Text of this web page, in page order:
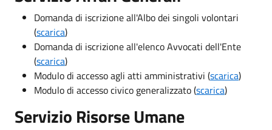
Domanda di iscrizione all'Albo dei singoli volontari
(scarica)
Domanda di iscrizione all'elenco Avvocati dell'Ente
(scarica)
Modulo di accesso agli atti amministrativi (scarica)
Modulo di accesso civico generalizzato (scarica)
Servizio Risorse Umane